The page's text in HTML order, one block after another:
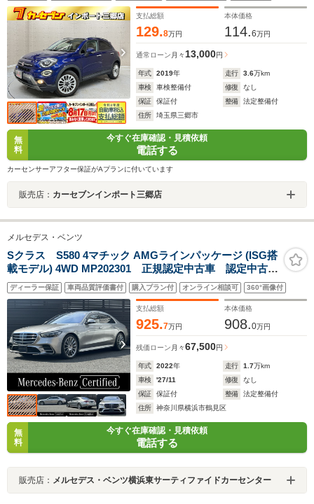
支払総額
129.8万円
本体価格
114.6万円
通常ローン 月々 13,000円
年式 2019年 走行 3.6万km
車検
車検整備付 修復
なし
保証
保証付 整備
法定整備付
住所
埼玉県三郷市
無
料
今すぐ在庫確認・見積依頼
電話する
カーセンサーアフター保証がAプランに付いています
販売店： カーセブンインポート三郷店
メルセデス・ベンツ
Sクラス S580 4マチック AMGラインパッケージ (ISG搭
載モデル) 4WD MP202301 正規認定中古車 認定中古車
保証2年付き AMGラインパッケージ パノラミックス
ライディングルーフ ブルメスターサラウンドサウンド
システム ACC 360°カメラ オートトランク レーダ
ーセーフティ LED USB
ディーラー保証 車両品質評価書付 購入プラン付 オンライン相談可 360°画像付
支払総額
925.7万円
本体価格
908.0万円
残価ローン 月々67,500円
年式 2022年 走行 1.7万km
車検
'27/11 修復
なし
保証
保証付 整備
法定整備付
住所
神奈川県横浜市鶴見区
無
料
今すぐ在庫確認・見積依頼
電話する
販売店： メルセデス・ベンツ横浜東サーティファイドカーセンター